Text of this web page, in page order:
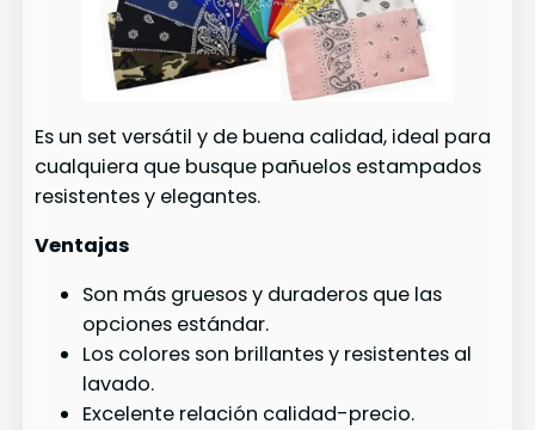
Es un set versátil y de buena calidad, ideal para
cualquiera que busque pañuelos estampados
resistentes y elegantes.
Ventajas
Son más gruesos y duraderos que las
opciones estándar.
Los colores son brillantes y resistentes al
lavado.
Excelente relación calidad-precio.